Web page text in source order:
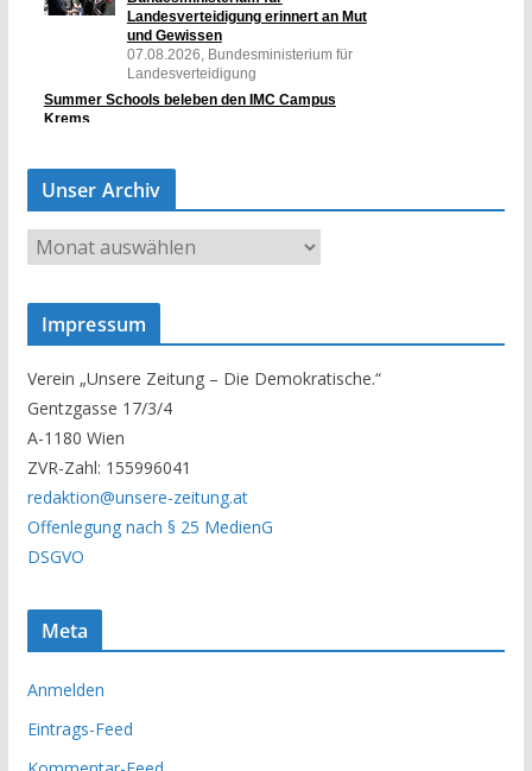
Unser Archiv
U
n
s
A
r
c
h
i
v
Impressum
Verein „Unsere Zeitung – Die Demokratische.“
Gentzgasse 17/3/4
A-1180 Wien
ZVR-Zahl: 155996041
redaktion@unsere-zeitung.at
Offenlegung nach § 25 MedienG
DSGVO
Meta
Anmelden
Eintrags-Feed